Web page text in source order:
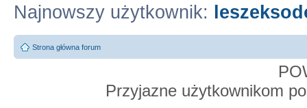
Najnowszy użytkownik:
Strona główna forum
Przyjazne użytkownikom